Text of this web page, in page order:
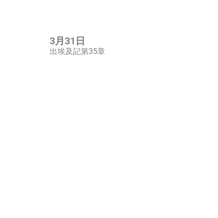
3月31日
出埃及記第35章